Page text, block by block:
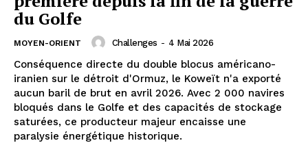
du Golfe
MOYEN-ORIENT Challenges - 4 Mai 2026
Conséquence directe du double blocus américano-
iranien sur le détroit d'Ormuz, le Koweït n'a exporté
aucun baril de brut en avril 2026. Avec 2 000 navires
bloqués dans le Golfe et des capacités de stockage
saturées, ce producteur majeur encaisse une
paralysie énergétique historique.